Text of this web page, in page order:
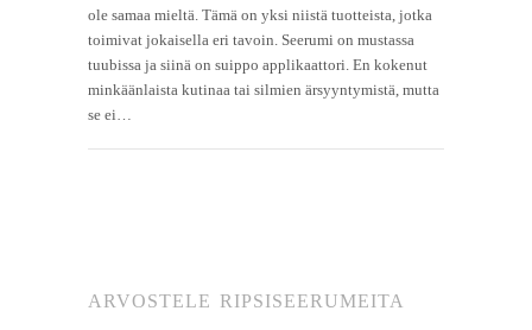
ole samaa mieltä. Tämä on yksi niistä tuotteista, jotka
toimivat jokaisella eri tavoin. Seerumi on mustassa
tuubissa ja siinä on suippo applikaattori. En kokenut
minkäänlaista kutinaa tai silmien ärsyyntymistä, mutta
se ei…
ARVOSTELE RIPSISEERUMEITA